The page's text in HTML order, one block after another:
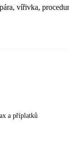
vířivka,
a příplatků